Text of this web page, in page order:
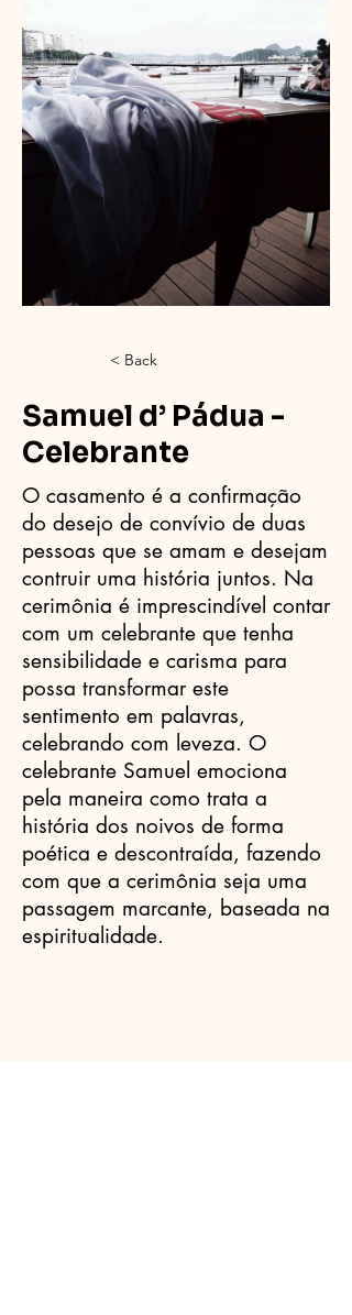
< Back
Samuel d’ Pádua -
Celebrante
O casamento é a confirmação
do desejo de convívio de duas
pessoas que se amam e desejam
contruir uma história juntos. Na
cerimônia é imprescindível contar
com um celebrante que tenha
sensibilidade e carisma para
possa transformar este
sentimento em palavras,
celebrando com leveza. O
celebrante Samuel emociona
pela maneira como trata a
história dos noivos de forma
poética e descontraída, fazendo
com que a cerimônia seja uma
passagem marcante, baseada na
espiritualidade.